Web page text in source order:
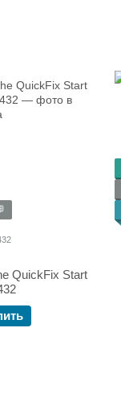
QuickFix Start